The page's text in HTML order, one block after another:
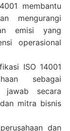
membantu
mengurangi
emisi yang
operasional
ISO 14001
sebagai
jawab secara
mitra bisnis
dan